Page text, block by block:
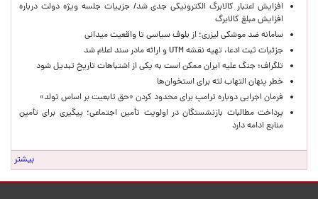
افزایش اعتبار کالابرگ الکترونیکی جدی شد/ جزییات جلسه ویژه دولت درباره
افزایش مبلغ کالابرگ
سامانه ضد موشکی لیزری؛ از بلوف سیاسی تا واقعیت میدانی
جزئیات ثبت ادعا، تهیه نقشه UTM و ارائه مادر سند اعلام شد
تلگراف: جنگ علیه ایران ممکن است به یکی از اشتباهات تاریخ تبدیل شود
خطر پنهان التهاب لثه برای استخوان‌ها
فرمان اجرایی دوباره ترامپ برای محدود کردن «حق تابعیت بر اساس تولد»
پرداخت مطالبات بازنشستگان در اولویت تأمین اجتماعی؛ پیگیری برای تأمین
منابع ادامه دارد
بیشتر